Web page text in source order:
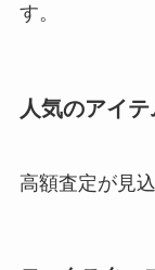
す。
人気のアイテ
高額査定が見